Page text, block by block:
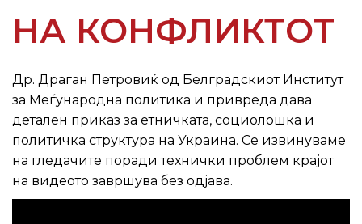
НА КОНФЛИКТОТ
Др. Драган Петровиќ од Белградскиот Институт
за Меѓународна политика и привреда дава
детален приказ за етничката, социолошка и
политичка структура на Украина. Се извинуваме
на гледачите поради технички проблем крајот
на видеото завршува без одјава.